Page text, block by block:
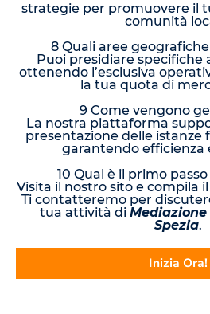
strategie per promuovere il
comunità
8 Quali aree
Puoi presidiare specifiche
ottenendo l’esclusiva
la tua quota di
9 Come vengono
La nostra piattaforma
presentazione delle istanze
garantendo efficienza
10 Qual è il primo
Visita il nostro sito e compila
Ti contatteremo per
tua attività di
Spezia.
Inizia Ora!